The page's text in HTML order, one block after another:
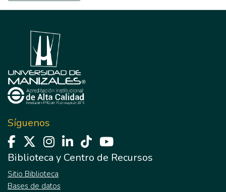
Síguenos
Biblioteca y Centro de Recursos
Sitio Biblioteca
Bases de datos